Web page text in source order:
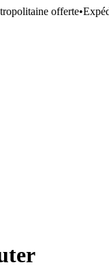
offerte•